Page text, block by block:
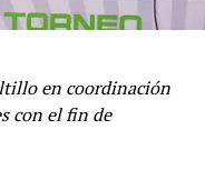
en coordinación
con el fin de